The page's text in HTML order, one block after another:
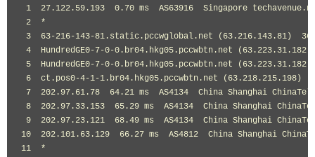
1
27.122 . 59.193 0.70 ms  AS63916 Singapore techavenue .
2
*
3
63-216-143-81.static . pccwglobal . net ( 63.216 . 143.81 )
4
HundredGE0-7-0-0.br04.hkg05.pccwbtn . net ( 63.223 . 31.182
5
HundredGE0-7-0-0.br04.hkg05.pccwbtn . net ( 63.223 . 31.182
6
  ct
. pos0-4-1-1.br04.hkg05.pccwbtn . net ( 63.218 . 215.198 )
7
202.97 . 61.78 64.21 ms  AS4134 China Shanghai
8
202.97 . 33.153 65.29 ms  AS4134 China Shanghai
9
202.97 . 23.121 68.49 ms  AS4134 China Shanghai
10
202.101 . 63.129 66.27 ms  AS4812 China Shanghai
11
*